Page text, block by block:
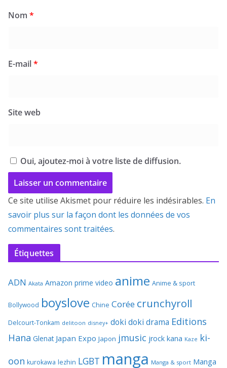
Nom *
E-mail*
Site web
Oui, ajoutez-moi à votre liste de diffusion.
Ce site utilise Akismet pour réduire les indésirables. En
savoir plus sur la façon dont les données de vos
commentaires sont traitées.
Étiquettes
ADN Akata Amazon prime video anime Anime & sport
Bollywood boyslove Chine Corée crunchyroll
Delcourt-Tonkam delitoon disney+ doki doki drama Editions
Hana Glenat Japan Expo Japon jmusic jrock kana Kaze ki-
oon kurokawa lezhin LGBT manga Manga & sport Manga